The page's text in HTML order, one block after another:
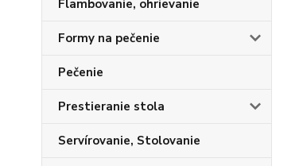
Flambovanie, ohrievanie
Formy na pečenie
Pečenie
Prestieranie stola
Servírovanie, Stolovanie